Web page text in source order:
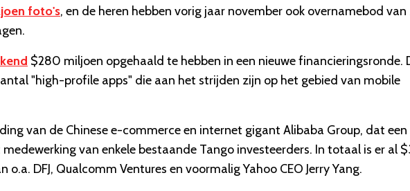
foto's, en de heren hebben vorig jaar november ook overnamebod van
$280 miljoen opgehaald te hebben in een nieuwe financieringsronde.
"high-profile apps" die aan het strijden zijn op het gebied van mobile
van de Chinese e-commerce en internet gigant Alibaba Group, dat een
van enkele bestaande Tango investeerders. In totaal is er al
DFJ, Qualcomm Ventures en voormalig Yahoo CEO Jerry Yang.